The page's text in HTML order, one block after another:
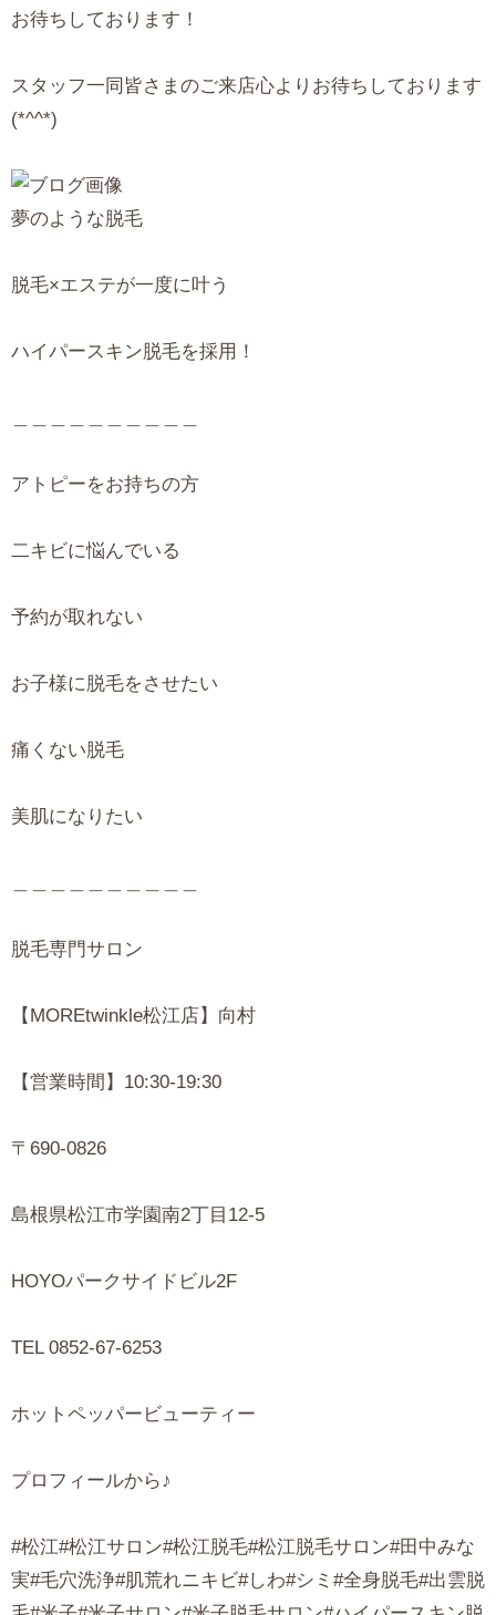
お待ちしております！
スタッフ一同皆さまのご来店心よりお待ちしております
(*^^*)
夢のような脱毛
脱毛×エステが一度に叶う
ハイパースキン脱毛を採用！
アトピーをお持ちの方
二キビに悩んでいる
予約が取れない
お子様に脱毛をさせたい
痛くない脱毛
美肌になりたい
脱毛専門サロン
【MOREtwinkle松江店】向村
【営業時間】10:30-19:30
〒690-0826
島根県松江市学園南2丁目12-5
HOYOパークサイドビル2F
TEL 0852-67-6253
ホットペッパービューティー
プロフィールから♪
#松江#松江サロン#松江脱毛#松江脱毛サロン#田中みな
実#毛穴洗浄#肌荒れニキビ#しわ#シミ#全身脱毛#出雲脱